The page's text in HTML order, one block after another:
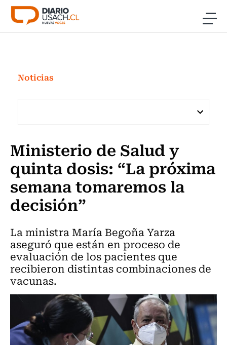
Click acá para ir directamente al contenido
Investigación
Cultura
Programas Radio y TV Usach
Noticias
Ministerio de Salud y
quinta dosis: “La próxima
semana tomaremos la
decisión”
La ministra María Begoña Yarza
aseguró que están en proceso de
evaluación de los pacientes que
recibieron distintas combinaciones de
vacunas.